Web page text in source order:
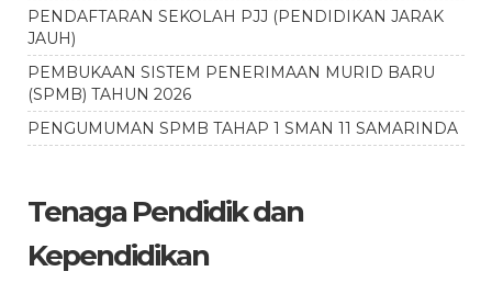
PENDAFTARAN SEKOLAH PJJ (PENDIDIKAN JARAK
JAUH)
PEMBUKAAN SISTEM PENERIMAAN MURID BARU
(SPMB) TAHUN 2026
PENGUMUMAN SPMB TAHAP 1 SMAN 11 SAMARINDA
Tenaga Pendidik dan
Kependidikan